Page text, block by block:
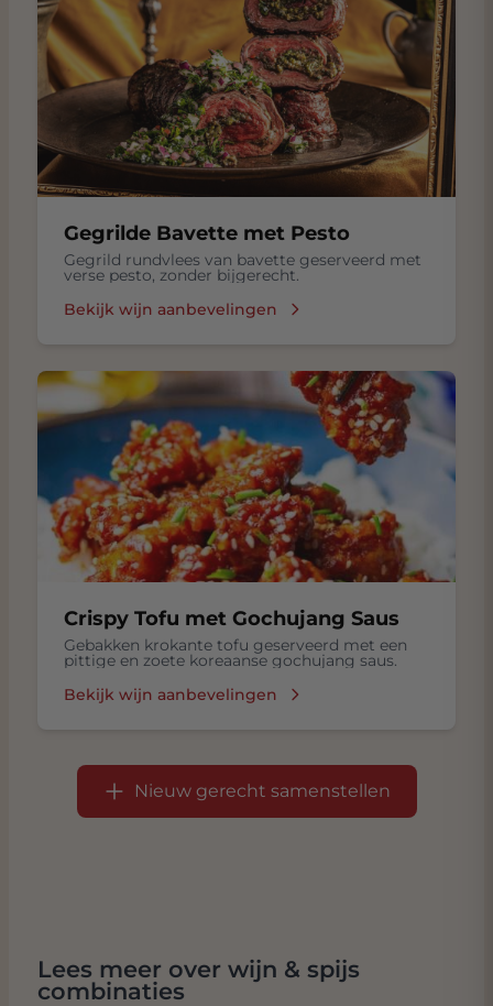
Gegrilde Bavette met Pesto
Gegrild rundvlees van bavette geserveerd met
verse pesto, zonder bijgerecht.
Bekijk wijn aanbevelingen
Crispy Tofu met Gochujang Saus
Gebakken krokante tofu geserveerd met een
pittige en zoete koreaanse gochujang saus.
Bekijk wijn aanbevelingen
Nieuw gerecht samenstellen
Lees meer over wijn & spijs
combinaties